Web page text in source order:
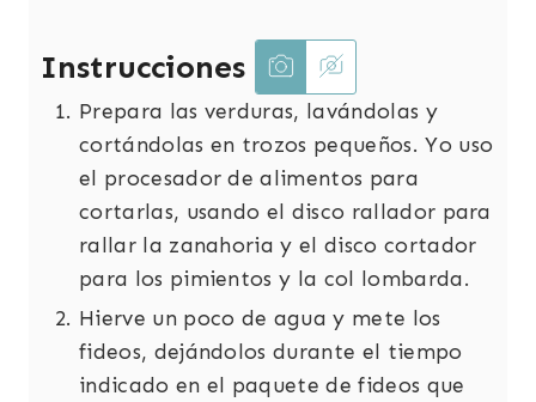
Instrucciones
Prepara las verduras, lavándolas y
cortándolas en trozos pequeños. Yo uso
el procesador de alimentos para
cortarlas, usando el disco rallador para
rallar la zanahoria y el disco cortador
para los pimientos y la col lombarda.
Hierve un poco de agua y mete los
fideos, dejándolos durante el tiempo
indicado en el paquete de fideos que